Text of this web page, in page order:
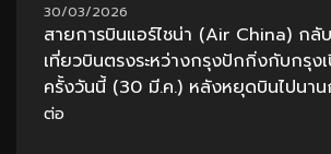
30/03/2026
สายการบินแอร์ไชน่า (Air China) กลั
เที่ยวบินตรงระหว่างกรุงปักกิ่งกับกรุง
ครั้งวันนี้ (30 มี.ค.) หลังหยุดบินไปนาน
ต่อ